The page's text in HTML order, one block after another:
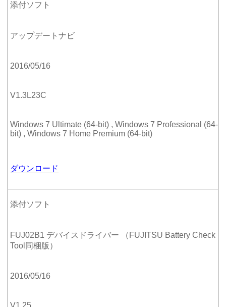
添付ソフト
アップデートナビ
2016/05/16
V1.3L23C
Windows 7 Ultimate (64-bit) , Windows 7 Professional (64-
bit) , Windows 7 Home Premium (64-bit)
ダウンロード
添付ソフト
FUJ02B1 デバイスドライバー （FUJITSU Battery Check
Tool同梱版）
2016/05/16
V1.25